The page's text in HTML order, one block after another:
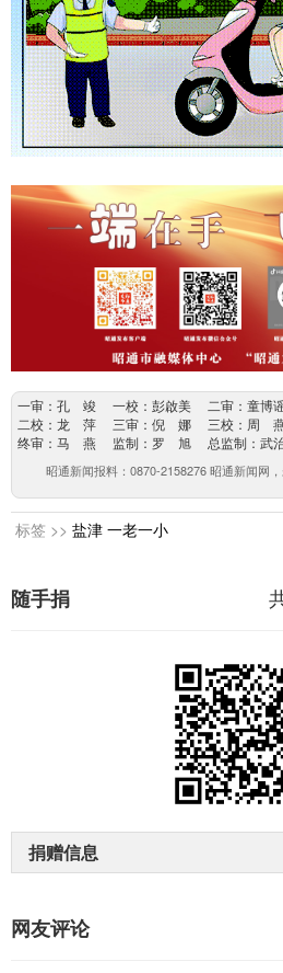
一审：孔 竣 一校：彭啟美 二审：童博
二校：龙 萍 三审：倪 娜 三校：周
终审：马 燕 监制：罗 旭 总监制：武
昭通新闻报料：0870-2158276 昭通新闻网
标签 >> 盐津 一老一小
随手捐
捐赠信息
网友评论